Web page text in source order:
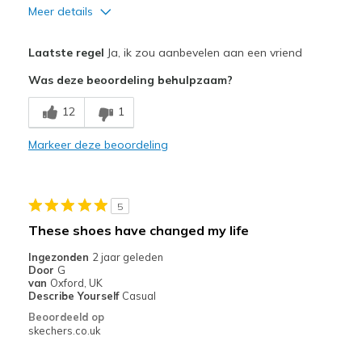
Meer details
Breathe Well
Comfortable
Beste toepassingen
Width
Sizing
Feels true to size
View On Shoes
Laatste regel Ja, ik zou aanbevelen aan een vriend
Was deze beoordeling behulpzaam?
12 1
Markeer deze beoordeling
5
These shoes have changed my life
Ingezonden 2 jaar geleden
Door G
van Oxford, UK
Describe Yourself Casual
Beoordeeld op
skechers.co.uk